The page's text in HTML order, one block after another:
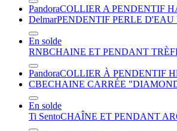
PandoraCOLLIER A PENDENTIF
DelmarPENDENTIF PERLE
En solde
RNBCHAINE ET PENDANT
PandoraCOLLIER À PENDENTIF
CBECHAINE CARRÉE
En solde
Ti SentoCHAÎNE ET PENDANT